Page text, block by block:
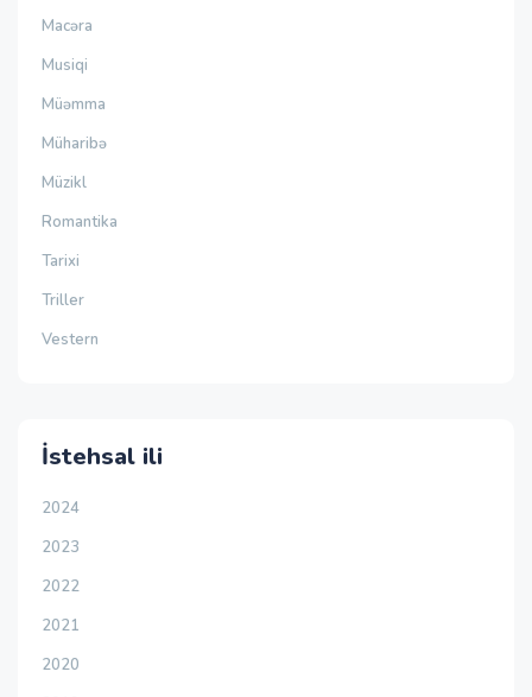
Macəra
Musiqi
Müəmma
Müharibə
Müzikl
Romantika
Tarixi
Triller
Vestern
İstehsal ili
2024
2023
2022
2021
2020